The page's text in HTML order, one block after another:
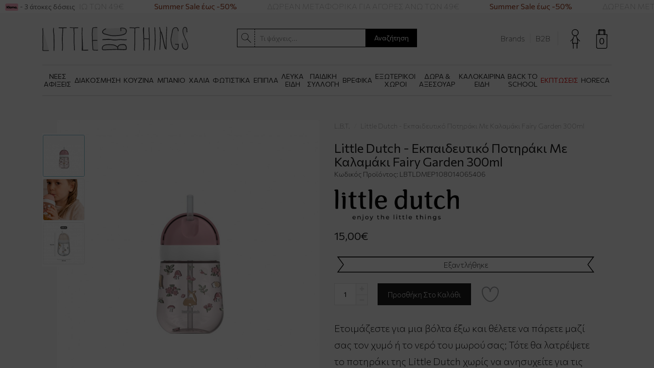
ΓΙΑ ΑΓΟΡΕΣ ΑΝΩ ΤΩΝ 49€ Summer Sale έως -50% ΔΩΡΕΑΝ ΜΕΤΑΦΟΡΙΚΑ ΓΙΑ ΑΓΟΡΕΣ ΑΝΩ ΤΩΝ 49€ Summer Sale έως -50% ΔΩΡΕΑΝ
- 3 άτοκες δόσεις
Αναζήτηση 0
Brands B2B
ΝΕΕΣ
ΑΦΙΞΕΙΣ ΔΙΑΚΟΣΜΗΣΗ ΚΟΥΖΙΝΑ ΜΠΑΝΙΟ ΧΑΛΙΑ ΦΩΤΙΣΤΙΚΑ ΕΠΙΠΛΑ ΛΕΥΚΑ
ΕΙΔΗ
ΠΑΙΔΙΚΗ
ΣΥΛΛΟΓΗ ΒΡΕΦΙΚΑ ΕΞΩΤΕΡΙΚΟΙ
ΧΩΡΟΙ
ΔΩΡΑ &
ΑΞΕΣΟΥΑΡ
ΚΑΛΟΚΑΙΡΙΝΑ
ΕΙΔΗ
BACK TO
SCHOOL
ΕΚΠΤΩΣΕΙΣ HORECA
L.B.T. Little Dutch - Εκπαιδευτικό Ποτηράκι Με Καλαμάκι Fairy Garden 300ml
Little Dutch - Εκπαιδευτικό Ποτηράκι Με
Καλαμάκι Fairy Garden 300ml
Κωδικός Προϊόντος: LBTLDMEP108014065406
15,00€
Εξαντλήθηκε
Ετοιμάζεστε για μια βόλτα έξω και θέλετε να πάρετε μαζί
σας τον χυμό ή το νερό του μωρού σας; Τότε θα λατρέψετε
το ποτηράκι της Little Dutch χωρίς να ανησυχείτε για τις